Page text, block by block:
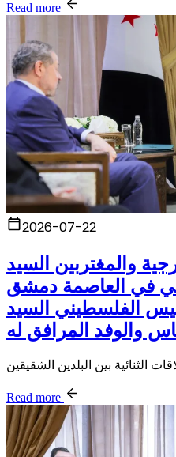
Read more
2026-07-22
والمغتربين السيد
في العاصمة دمشق
الفلسطيني السيد
الثنائية بين البلدين الشقيقين
Read more